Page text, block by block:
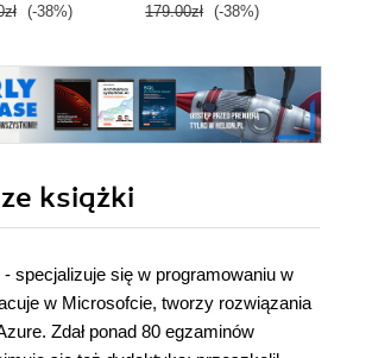
(-38%) 179.00zł (-38%)
książki
- specjalizuje się w programowaniu w
w Microsofcie, tworzy rozwiązania
Zdał ponad 80 egzaminów